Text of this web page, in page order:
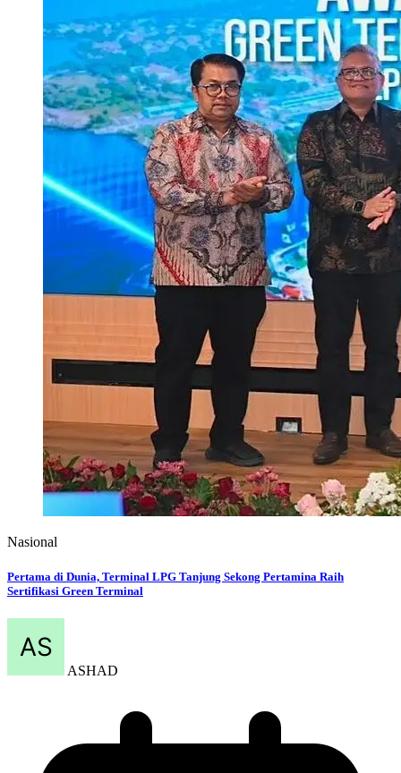
Nasional
Pertama di Dunia, Terminal LPG Tanjung Sekong Pertamina Raih
Sertifikasi Green Terminal
ASHAD